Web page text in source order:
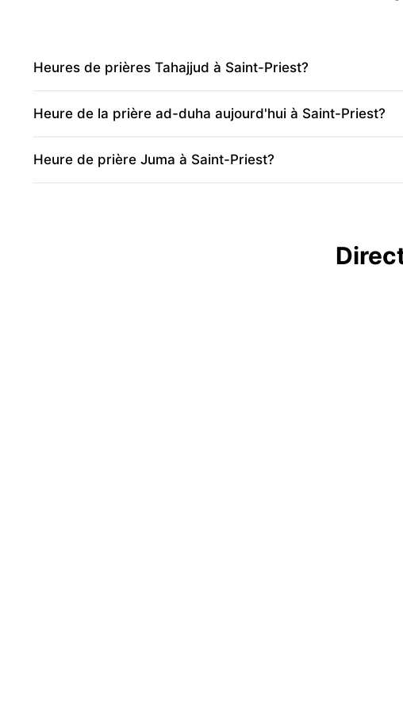
Heures de prières Tahajjud à Saint-Priest?
Heure de la prière ad-duha aujourd'hui à Saint-Priest?
Heure de prière Juma à Saint-Priest?